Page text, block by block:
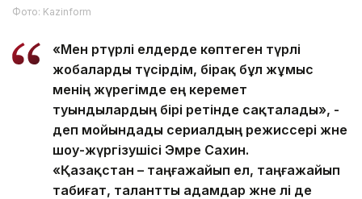
Фото: Kazinform
«Мен әртүрлі елдерде көптеген түрлі
жобаларды түсірдім, бірақ бұл жұмыс
менің жүрегімде ең керемет
туындылардың бірі ретінде сақталады», -
деп мойындады сериалдың режиссері және
шоу-жүргізушісі Эмре Сахин.
«Қазақстан – таңғажайып ел, таңғажайып
табиғат, талантты адамдар және әлі де